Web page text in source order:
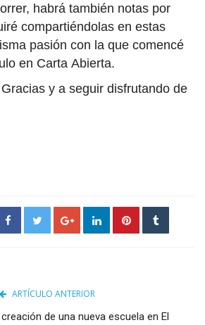
habrá también notas por
compartiéndolas en estas
pasión con la que comencé
en Carta Abierta.
y a seguir disfrutando de
ARTÍCULO ANTERIOR
de una nueva escuela en El